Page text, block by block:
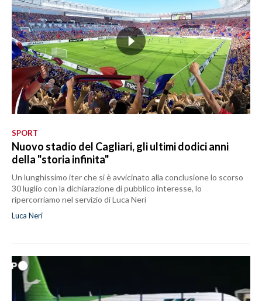
SPORT
Nuovo stadio del Cagliari, gli ultimi dodici anni
della "storia infinita"
Un lunghissimo iter che si è avvicinato alla conclusione lo scorso
30 luglio con la dichiarazione di pubblico interesse, lo
ripercorriamo nel servizio di Luca Neri
Luca Neri